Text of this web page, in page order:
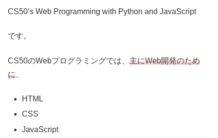
CS50’s Web Programming with Python and JavaScript
です。
CS50のWebプログラミングでは、 主にWeb開発のため
に
HTML
CSS
JavaScript